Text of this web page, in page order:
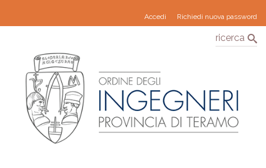
Accedi Richiedi nuova password
ricerca